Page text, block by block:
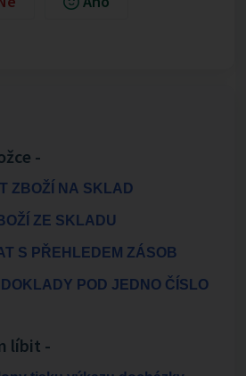
-
ZBOŽÍ NA SKLAD
ZE SKLADU
S PŘEHLEDEM ZÁSOB
POD JEDNO ČÍSLO
líbit -